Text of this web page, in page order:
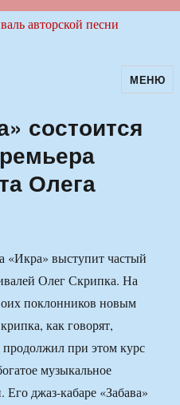
авторскойМЕНЮ
состоится
Олега
«Икра» выступит частый
Олег Скрипка. На
поклонников новым
как говорят,
при этом курс
музыкальное
Его джаз-кабаре «Забава»